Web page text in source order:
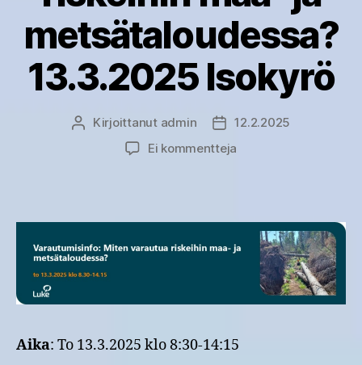
metsätaloudessa?
13.3.2025 Isokyrö
Kirjoittaja
Kirjoittanut admin Julkaisupäivämäärä
12.2.2025
Ei kommentteja
maa-
ja
metsätaloudessa?
13.3.2025
Isokyrö
Aika: To 13.3.2025 klo 8:30-14:15